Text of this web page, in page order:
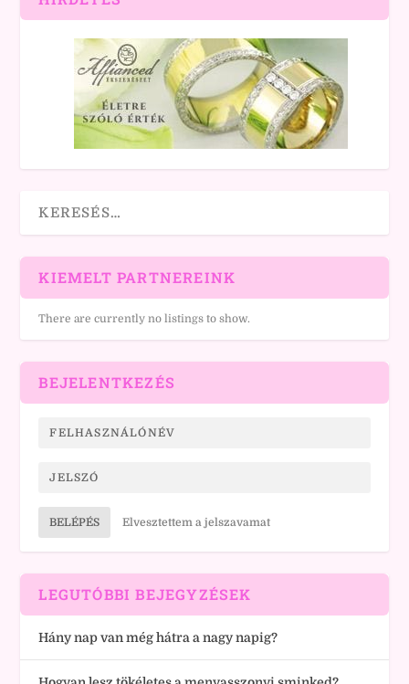
KIEMELT PARTNEREINK
There are currently no listings to show.
BEJELENTKEZÉS
BELÉPÉS Elvesztettem a jelszavamat
LEGUTÓBBI BEJEGYZÉSEK
Hány nap van még hátra a nagy napig?